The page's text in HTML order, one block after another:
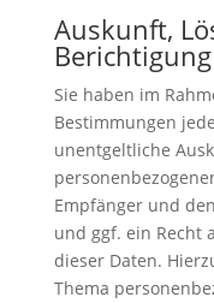
Auskunft,
Berichtigung
Sie haben im
Bestimmungen
unentgeltliche
Empfänger und
und ggf. ein Recht
dieser Daten.
Thema